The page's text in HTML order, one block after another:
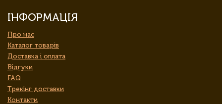
ІНФОРМАЦІЯ
Про нас
Каталог товарів
Доставка і оплата
Відгуки
FAQ
Трекінг доставки
Контакти